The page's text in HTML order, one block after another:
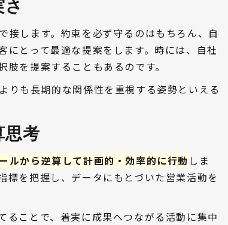
で接します。約束を必ず守るのはもちろん、自
とって最適な提案をします。時には、自社
肢を提案することもあるのです。
りも長期的な関係性を重視する姿勢といえる
思考
ルから逆算して計画的・効率的に行動 しま
標を把握し、データにもとづいた営業活動を
ることで、着実に成果へつながる活動に集中